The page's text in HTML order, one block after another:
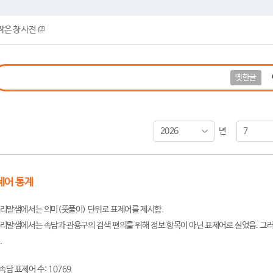
은 창 사전
옛한글
2026 년 7
어 통계
말샘에서는 의미(뜻풀이) 단위로 표제어를 제시함.
말샘에서는 속담과 관용구의 검색 편의를 위해 정보 항목이 아닌 표제어로 실었음. 그
담 표제어 수: 10769